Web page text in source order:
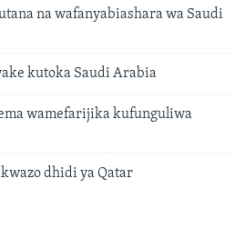
na wafanyabiashara wa Saudi
kutoka Saudi Arabia
wamefarijika kufunguliwa
dhidi ya Qatar